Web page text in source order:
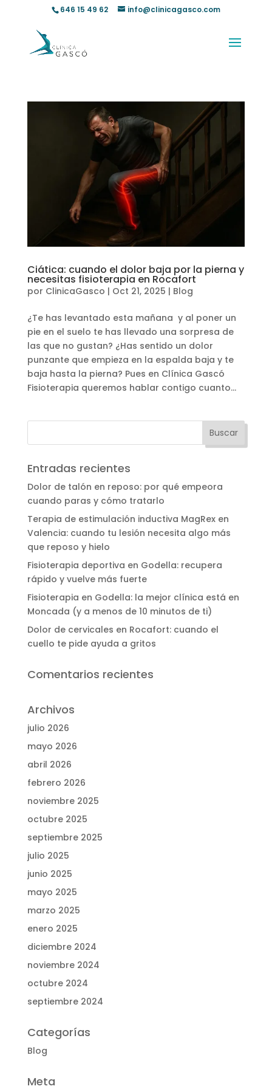
646 15 49 62 info@clinicagasco.com
Ciática: cuando el dolor baja por la pierna y
necesitas fisioterapia en Rocafort
por ClinicaGasco | Oct 21, 2025 | Blog
¿Te has levantado esta mañana y al poner un
pie en el suelo te has llevado una sorpresa de
las que no gustan? ¿Has sentido un dolor
punzante que empieza en la espalda baja y te
baja hasta la pierna? Pues en Clínica Gascó
Fisioterapia queremos hablar contigo cuanto...
Entradas recientes
Dolor de talón en reposo: por qué empeora
cuando paras y cómo tratarlo
Terapia de estimulación inductiva MagRex en
Valencia: cuando tu lesión necesita algo más
que reposo y hielo
Fisioterapia deportiva en Godella: recupera
rápido y vuelve más fuerte
Fisioterapia en Godella: la mejor clínica está en
Moncada (y a menos de 10 minutos de ti)
Dolor de cervicales en Rocafort: cuando el
cuello te pide ayuda a gritos
Comentarios recientes
Archivos
julio 2026
mayo 2026
abril 2026
febrero 2026
noviembre 2025
octubre 2025
septiembre 2025
julio 2025
junio 2025
mayo 2025
marzo 2025
enero 2025
diciembre 2024
noviembre 2024
octubre 2024
septiembre 2024
Categorías
Blog
Meta